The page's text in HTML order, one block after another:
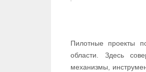
Пилотные проекты
области. Здесь
механизмы,